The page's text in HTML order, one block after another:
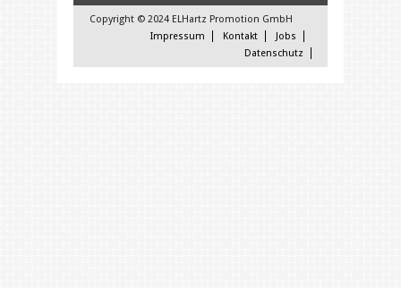
Copyright © 2024 ELHartz Promotion GmbH
Impressum
Kontakt
Jobs
Datenschutz